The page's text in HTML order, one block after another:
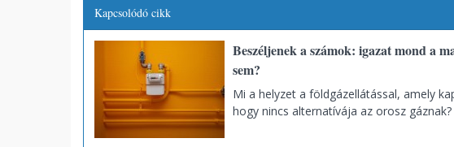
Kapcsolódó cikk
Beszéljenek a számok: igazat mond a
sem?
Mi a helyzet a földgázellátással, amely
hogy nincs alternatívája az orosz gáznak?